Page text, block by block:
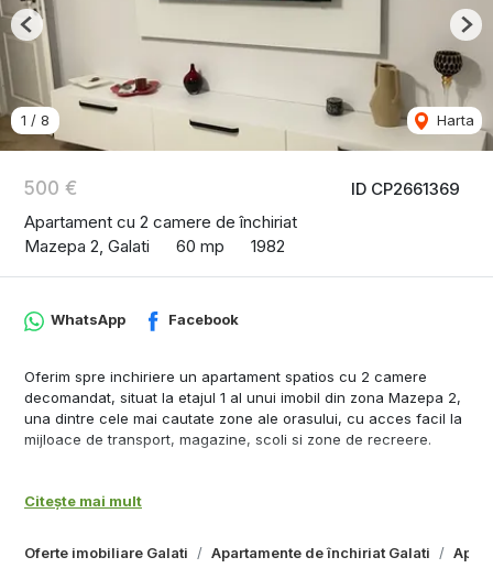
ID CP2661369
500 €
Apartament cu 2 camere de închiriat
Mazepa 2, Galati
60 mp 1982
1 / 8 Harta
Previous
Oferte imobiliare Galati Apartamente de închiriat Galati
WhatsApp Facebook
Oferim spre inchiriere un apartament spatios cu 2 camere
decomandat, situat la etajul 1 al unui imobil din zona Mazepa 2,
una dintre cele mai cautate zone ale orasului, cu acces facil la
mijloace de transport, magazine, scoli si zone de recreere.
integrala, efectuata de la placa, folosindu-se materiale de
se realizeaza prin centrala termica proprie.
Citește mai mult